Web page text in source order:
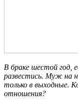
В браке шестой год,
развестись. Муж на
только в выходные.
отношения?